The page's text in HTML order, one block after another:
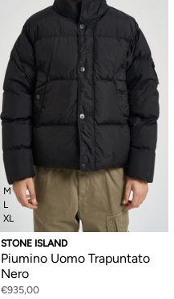
M
L
XL
STONE ISLAND
Piumino Uomo Trapuntato
Nero
€935,00